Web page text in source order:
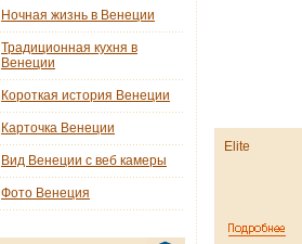
Elite
Ночная жизнь в Венеции
Традиционная кухня в
Венеции
Короткая история Венеции
Карточка Венеции
Вид Венеции с веб камеры
Фото Венеция